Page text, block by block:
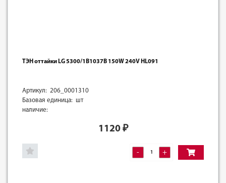
ТЭН оттайки LG 5300/1B1037B 150W 240V HL091
Артикул: 206_0001310
Базовая единица: шт
наличие:
1120₽
- +